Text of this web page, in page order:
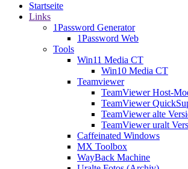
Startseite
Links
1Password Generator
1Password Web
Tools
Win11 Media CT
Win10 Media CT
Teamviewer
TeamViewer Host-
TeamViewer
TeamViewer alte
TeamViewer uralt
Caffeinated Windows
MX Toolbox
WayBack Machine